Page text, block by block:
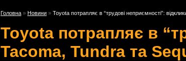
Головна » Новини » Toyota потрапляє в “трудові неприємності”:
Toyota потрапляє в
Tacoma, Tundra та